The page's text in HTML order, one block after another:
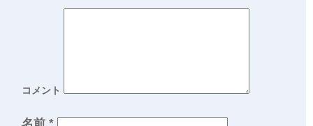
コメント